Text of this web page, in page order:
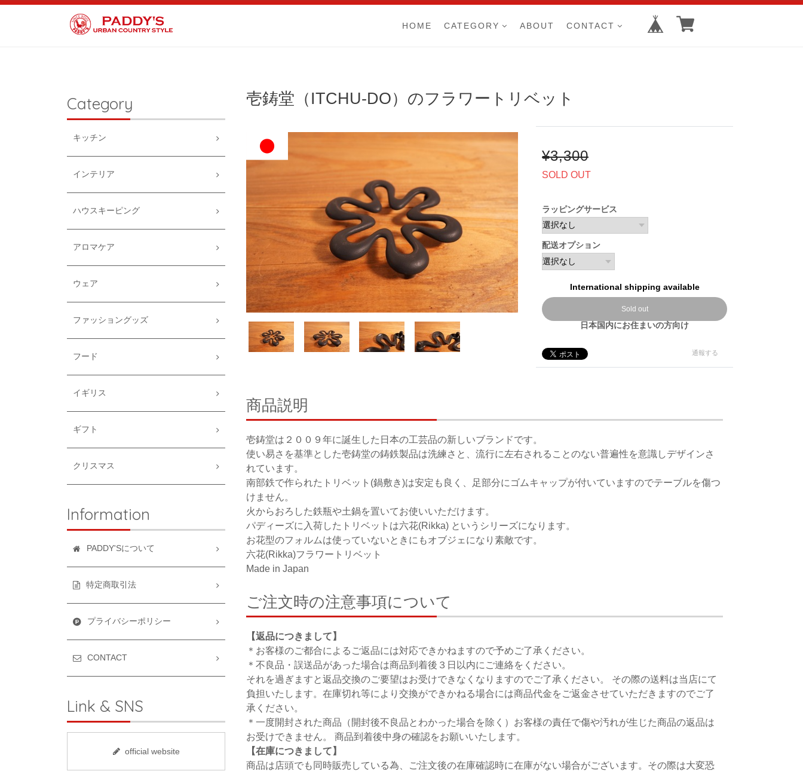
HOME CATEGORY ABOUT CONTACT
壱鋳堂（ITCHU-DO）のフラワートリベット
¥3,300
SOLD OUT
ラッピングサービス
配送オプション
International shipping available
Sold out
日本国内にお住まいの方向け
通報する
商品説明
壱鋳堂は２００９年に誕生した日本の工芸品の新しいブランドです。
使い易さを基準とした壱鋳堂の鋳鉄製品は洗練さと、流行に左右されることのない普遍性を意識しデザインさ
れています。
南部鉄で作られたトリベット(鍋敷き)は安定も良く、足部分にゴムキャップが付いていますのでテーブルを傷つ
けません。
火からおろした鉄瓶や土鍋を置いてお使いいただけます。
パディーズに入荷したトリベットは六花(Rikka) というシリーズになります。
お花型のフォルムは使っていないときにもオブジェになり素敵です。
六花(Rikka)フラワートリベット
Made in Japan
ご注文時の注意事項について
【返品につきまして】
＊お客様のご都合によるご返品には対応できかねますので予めご了承ください。
＊不良品・誤送品があった場合は商品到着後３日以内にご連絡をください。
それを過ぎますと返品交換のご要望はお受けできなくなりますのでご了承ください。 その際の送料は当店にて
負担いたします。在庫切れ等により交換ができかねる場合には商品代金をご返金させていただきますのでご了
承ください。
＊一度開封された商品（開封後不良品とわかった場合を除く）お客様の責任で傷や汚れが生じた商品の返品は
お受けできません。 商品到着後中身の確認をお願いいたします。
【在庫につきまして】
商品は店頭でも同時販売している為、ご注文後の在庫確認時に在庫がない場合がございます。その際は大変恐
Category
キッチン
インテリア
ハウスキーピング
アロマケア
ウェア
ファッショングッズ
フード
イギリス
ギフト
クリスマス
Information
PADDY'Sについて
特定商取引法
プライバシーポリシー
CONTACT
Link & SNS
official website